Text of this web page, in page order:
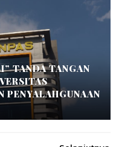
TANDA TANGAN
PENYALAHGUNAAN